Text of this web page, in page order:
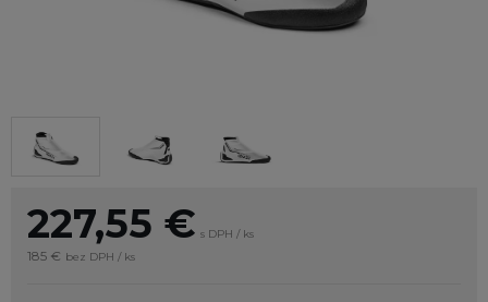
227,55 € s DPH / ks
185 € bez DPH / ks